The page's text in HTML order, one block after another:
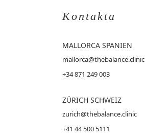
Kontakta
MALLORCA SPANIEN
mallorca@thebalance.clinic
+34 871 249 003
ZÜRICH SCHWEIZ
zurich@thebalance.clinic
+41 44 500 5111